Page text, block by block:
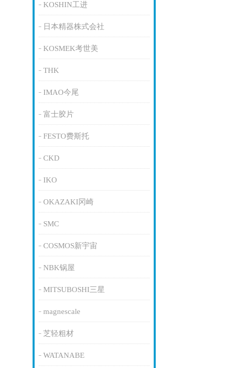
KOSHIN工进
日本精器株式会社
KOSMEK考世美
THK
IMAO今尾
富士胶片
FESTO费斯托
CKD
IKO
OKAZAKI冈崎
SMC
COSMOS新宇宙
NBK锅屋
MITSUBOSHI三星
magnescale
芝轻粗材
WATANABE